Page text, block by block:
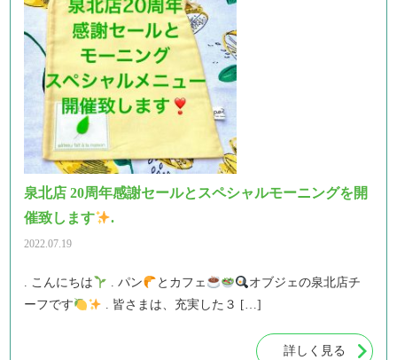
泉北店 20周年感謝セールとスペシャルモーニングを開
催致します
.
2022.07.19
. こんにちは . パン とカフェ
オブジェの泉北店チ
ーフです
. 皆さまは、充実した３ […]
詳しく見る